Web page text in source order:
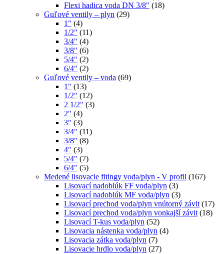
Flexi hadica voda DN 3/8" (18)
Guľové ventily – plyn (29)
1" (4)
1/2" (11)
3/4" (4)
3/8" (6)
5/4" (2)
6/4" (2)
Guľové ventily – voda (69)
1" (13)
1/2" (12)
2 1/2" (3)
2" (4)
3" (3)
3/4" (11)
3/8" (8)
4" (3)
5/4" (7)
6/4" (5)
Medené lisovacie fitingy voda/plyn - V profil (167)
Lisovací nadoblúk FF voda/plyn (3)
Lisovací nadoblúk MF voda/plyn (3)
Lisovací prechod voda/plyn vnútorný závit (17)
Lisovací prechod voda/plyn vonkajší závit (18)
Lisovací T-kus voda/plyn (52)
Lisovacia nástenka voda/plyn (4)
Lisovacia zátka voda/plyn (7)
Lisovacie hrdlo voda/plyn (27)